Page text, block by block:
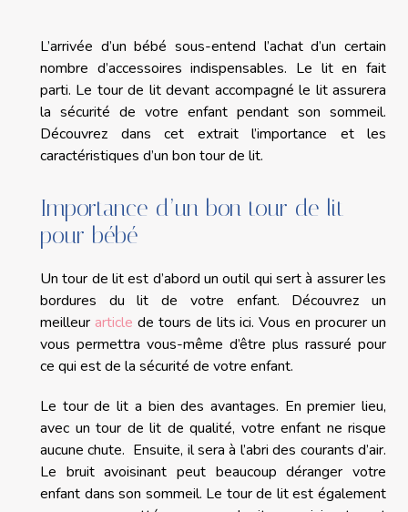
L’arrivée d’un bébé sous-entend l’achat d’un certain
nombre d’accessoires indispensables. Le lit en fait
parti. Le tour de lit devant accompagné le lit assurera
la sécurité de votre enfant pendant son sommeil.
Découvrez dans cet extrait l’importance et les
caractéristiques d’un bon tour de lit.
Importance d’un bon tour de lit
pour bébé
Un tour de lit est d’abord un outil qui sert à assurer les
bordures du lit de votre enfant. Découvrez un
meilleur article de tours de lits ici. Vous en procurer un
vous permettra vous-même d’être plus rassuré pour
ce qui est de la sécurité de votre enfant.
Le tour de lit a bien des avantages. En premier lieu,
avec un tour de lit de qualité, votre enfant ne risque
aucune chute. Ensuite, il sera à l’abri des courants d’air.
Le bruit avoisinant peut beaucoup déranger votre
enfant dans son sommeil. Le tour de lit est également